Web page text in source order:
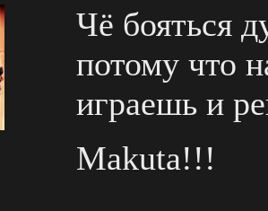
Чё бояться
потому что
играешь и
Makuta!!!